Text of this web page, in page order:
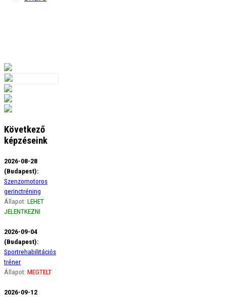
Következő
képzéseink
2026-08-28
(Budapest):
Szenzomotoros
gerinctréning
Állapot: LEHET
JELENTKEZNI
2026-09-04
(Budapest):
Sportrehabilitációs
tréner
Állapot: MEGTELT
2026-09-12